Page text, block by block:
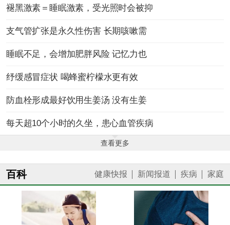
褪黑激素＝睡眠激素，受光照时会被抑
支气管扩张是永久性伤害 长期咳嗽需
睡眠不足，会增加肥胖风险 记忆力也
纾缓感冒症状 喝蜂蜜柠檬水更有效
防血栓形成最好饮用生姜汤 没有生姜
每天超10个小时的久坐，患心血管疾病
查看更多
百科 健康快报 新闻报道 疾病 家庭